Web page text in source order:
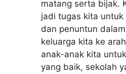
matang serta bijak.
jadi tugas kita
dan penuntun
keluarga kita ke
anak-anak kita
yang baik, sekolah